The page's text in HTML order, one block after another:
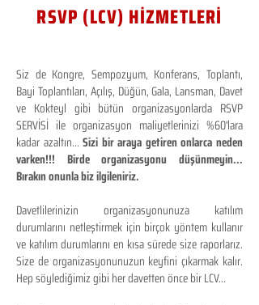
RSVP (LCV) HİZMETLERİ
Siz de Kongre, Sempozyum, Konferans, Toplantı,
Bayi Toplantıları, Açılış, Düğün, Gala, Lansman, Davet
ve Kokteyl gibi bütün organizasyonlarda RSVP
SERVİSİ ile organizasyon maliyetlerinizi %60'lara
kadar azaltın...Sizi bir araya getiren onlarca neden
varken!!! Birde organizasyonu düşünmeyin...
Bırakın onunla biz ilgileniriz.
Davetlilerinizin organizasyonunuza katılım
durumlarını netleştirmek için birçok yöntem kullanır
ve katılım durumlarını en kısa sürede size raporlarız.
Size de organizasyonunuzun keyfini çıkarmak kalır.
Hep söylediğimiz gibi her davetten önce bir LCV...